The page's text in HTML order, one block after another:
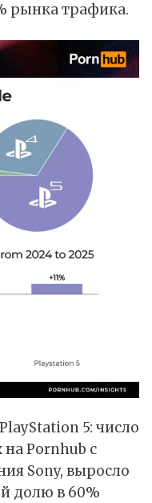
рынка трафика.
5: число
на Pornhub с
Sony, выросло
долю в 60%